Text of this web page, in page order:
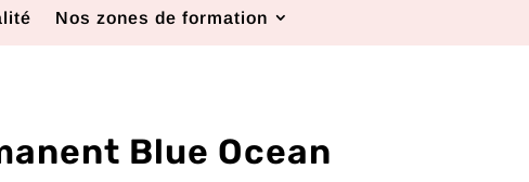
Nos zones de formation
Blue Ocean